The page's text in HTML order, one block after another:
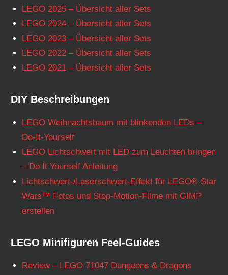
LEGO 2025 – Übersicht aller Sets
LEGO 2024 – Übersicht aller Sets
LEGO 2023 – Übersicht aller Sets
LEGO 2022 – Übersicht aller Sets
LEGO 2021 – Übersicht aller Sets
DIY Beschreibungen
LEGO Weihnachtsbaum mit blinkenden LEDs –
Do-It-Yourself
LEGO Lichtschwert mit LED zum Leuchten bringen
– Do It Yourself Anleitung
Lichtschwert-/Laserschwert-Effekt für LEGO® Star
Wars™ Fotos und Stop-Motion-Filme mit GIMP
erstellen
LEGO Minifiguren Feel-Guides
Review – LEGO 71047 Dungeons & Dragons